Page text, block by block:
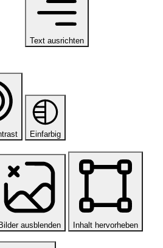
Text ausrichten
Einfarbig
Bilder ausblenden Inhalt hervorheben